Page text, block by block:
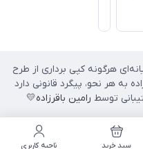
رایانه‌ای هرگونه کپی برداری از طرح
به هر نحو، پیگرد قانونی دارد
رامین باقرزاده💛
سبد خرید ناحیه کاربری